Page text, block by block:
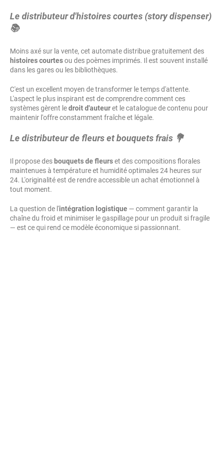
Le distributeur d'histoires courtes (story dispenser)
📚
Moins axé sur la vente, cet automate distribue gratuitement des
histoires courtesou des poèmes imprimés. Il est souvent installé
dans les gares ou les bibliothèques.
C'est un excellent moyen de transformer le temps d'attente.
L'aspect le plus inspirant est de comprendre comment ces
systèmes gèrent ledroit d'auteuret le catalogue de contenu pour
maintenir l'offre constamment fraîche et légale.
Le distributeur de fleurs et bouquets frais 💐
Il propose des bouquets de fleurset des compositions florales
maintenues à température et humidité optimales 24 heures sur
24. L'originalité est de rendre accessible un achat émotionnel à
tout moment.
La question de l'intégration logistique — comment garantir la
chaîne du froid et minimiser le gaspillage pour un produit si fragile
— est ce qui rend ce modèle économique si passionnant.